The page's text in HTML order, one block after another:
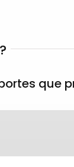
que